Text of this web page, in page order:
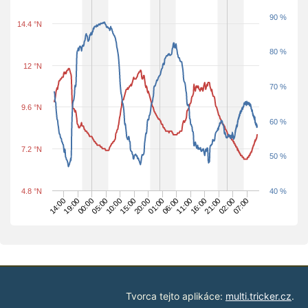
00:00 20:00 16:00
14:0019:00 05:0010:0015:00 01:0006:0011:00 21:0002:0007:00
4.8 °N
7.2 °N
9.6 °N
12 °N
14.4 °N
40 %
50 %
60 %
70 %
80 %
90 %
Tvorca tejto aplikáce: multi.tricker.cz.